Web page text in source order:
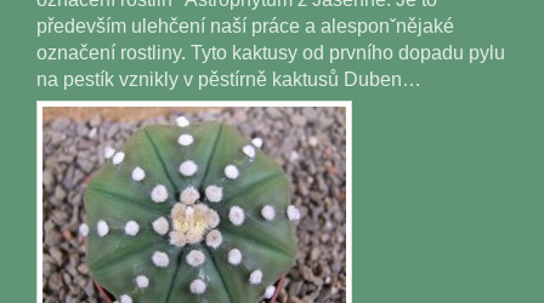
především ulehčení naší práce a alesponˇnějaké
označení rostliny. Tyto kaktusy od prvního dopadu pylu
na pestík vznikly v pěstírně kaktusů Duben…